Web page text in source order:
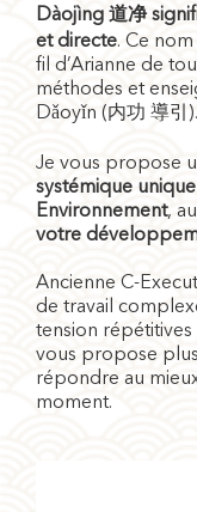
Dàojìng 道净
et directe. Ce
fil d’Arianne de
méthodes et
Dǎoyǐn (内功 導引).
Je vous propose
systémique
Environnement,
votre
Ancienne C-
de travail
tension répétitives
vous propose
répondre au
moment.